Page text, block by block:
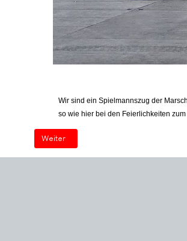
Wir sind ein Spielmannszug der
so wie hier bei den Feierlichkeiten
Nächster Beitrag: Willkommen Startseite
Weiter